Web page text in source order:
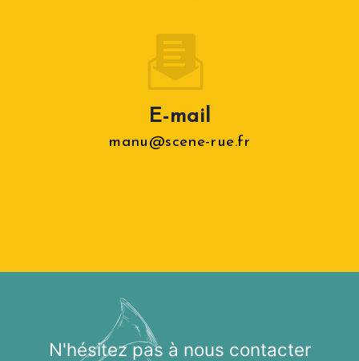
E-mail
manu@scene-rue.fr
N'hésitez pas à nous contacter